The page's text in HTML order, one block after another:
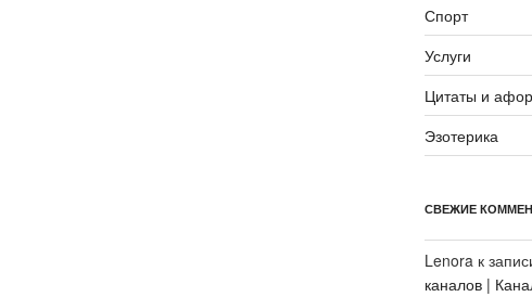
Спорт
Услуги
Цитаты и
Эзотерика
СВЕЖИЕ
Lenoraк
каналов |